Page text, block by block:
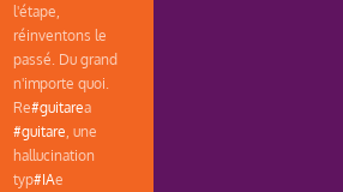
l'étape,
réinventons le
passé. Du grand
n'importe quoi.
Re#guitarea
#guitare , une
hallucination
typ#IAe